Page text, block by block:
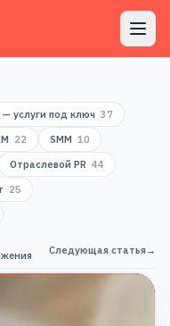
— услуги под ключ 37
22 SMM 10
Отраслевой PR 44
25
Следующая статья→